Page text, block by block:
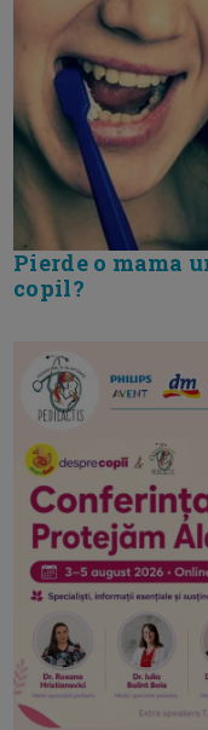
Pierde o mama
copil?